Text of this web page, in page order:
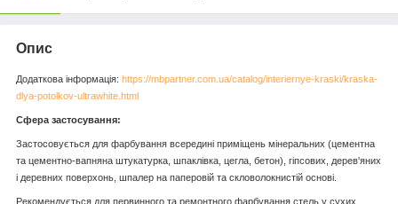
Опис
Додаткова інформація: https://mbpartner.com.ua/catalog/interiernye-kraski/kraska-
dlya-potolkov-ultrawhite.html
Сфера застосування:
Застосовується для фарбування всередині приміщень мінеральних (цементна
та цементно-вапняна штукатурка, шпаклівка, цегла, бетон), гіпсових, дерев'яних
і деревних поверхонь, шпалер на паперовій та скловолокнистій основі.
Рекомендується для первинного та ремонтного фарбування стель у сухих